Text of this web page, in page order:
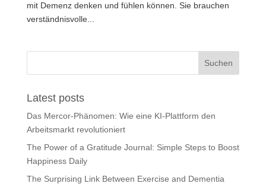
mit Demenz denken und fühlen können. Sie brauchen
verständnisvolle...
Latest posts
Das Mercor-Phänomen: Wie eine KI-Plattform den
Arbeitsmarkt revolutioniert
The Power of a Gratitude Journal: Simple Steps to Boost
Happiness Daily
The Surprising Link Between Exercise and Dementia